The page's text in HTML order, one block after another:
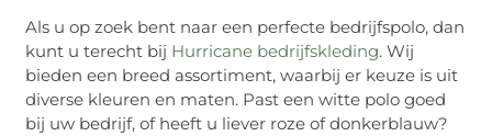
Als u op zoek bent naar een perfecte bedrijfspolo, dan
kunt u terecht bij Hurricane bedrijfskleding. Wij
bieden een breed assortiment, waarbij er keuze is uit
diverse kleuren en maten. Past een witte polo goed
bij uw bedrijf, of heeft u liever roze of donkerblauw?